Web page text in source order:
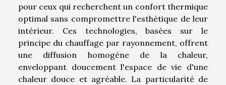
pour ceux qui recherchent un confort thermique
optimal sans compromettre l'esthétique de leur
intérieur. Ces technologies, basées sur le
principe du chauffage par rayonnement, offrent
une diffusion homogène de la chaleur,
enveloppant doucement l'espace de vie d'une
chaleur douce et agréable. La particularité de